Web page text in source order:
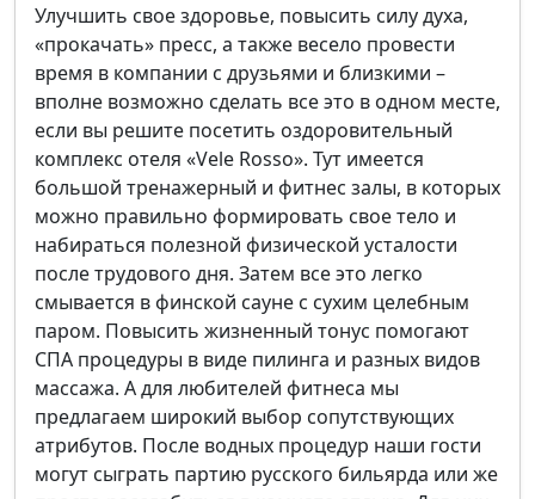
Улучшить свое здоровье, повысить силу духа,
«прокачать» пресс, а также весело провести
время в компании с друзьями и близкими –
вполне возможно сделать все это в одном месте,
если вы решите посетить оздоровительный
комплекс отеля «Vele Rosso». Тут имеется
большой тренажерный и фитнес залы, в которых
можно правильно формировать свое тело и
набираться полезной физической усталости
после трудового дня. Затем все это легко
смывается в финской сауне с сухим целебным
паром. Повысить жизненный тонус помогают
СПА процедуры в виде пилинга и разных видов
массажа. А для любителей фитнеса мы
предлагаем широкий выбор сопутствующих
атрибутов. После водных процедур наши гости
могут сыграть партию русского бильярда или же